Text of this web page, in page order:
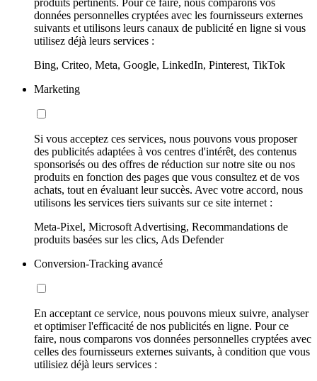
produits pertinents. Pour ce faire, nous comparons vos
données personnelles cryptées avec les fournisseurs externes
suivants et utilisons leurs canaux de publicité en ligne si vous
utilisez déjà leurs services :
Bing, Criteo, Meta, Google, LinkedIn, Pinterest, TikTok
Marketing
Si vous acceptez ces services, nous pouvons vous proposer
des publicités adaptées à vos centres d'intérêt, des contenus
sponsorisés ou des offres de réduction sur notre site ou nos
produits en fonction des pages que vous consultez et de vos
achats, tout en évaluant leur succès. Avec votre accord, nous
utilisons les services tiers suivants sur ce site internet :
Meta-Pixel, Microsoft Advertising, Recommandations de
produits basées sur les clics, Ads Defender
Conversion-Tracking avancé
En acceptant ce service, nous pouvons mieux suivre, analyser
et optimiser l'efficacité de nos publicités en ligne. Pour ce
faire, nous comparons vos données personnelles cryptées avec
celles des fournisseurs externes suivants, à condition que vous
utilisiez déjà leurs services :